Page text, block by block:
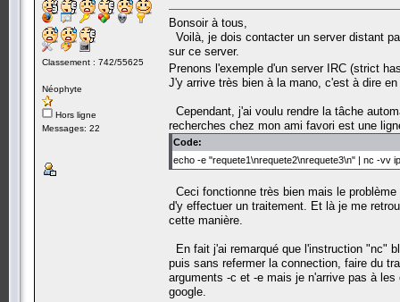
Classement : 742/55625
Néophyte
Hors ligne
Messages: 22
Bonsoir à tous,
Voilà, je dois contacter un server distant
sur ce server.
Prenons l'exemple d'un server IRC (strict
J'y arrive très bien à la mano, c'est à dire
Cependant, j'ai voulu rendre la tâche
recherches chez mon ami favori est une
Code:
echo -e "requete1\nrequete2\nrequete3\n" | nc -vv
Ceci fonctionne très bien mais le
d'y effectuer un traitement. Et là je me
cette manière.
En fait j'ai remarqué que l'instruction "nc"
puis sans refermer la connection, faire du
arguments -c et -e mais je n'arrive pas à
google.